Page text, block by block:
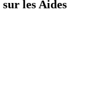
sur les Aides